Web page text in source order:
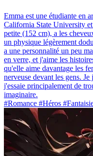
Emma est une étudiante en
California State University
petite (152 cm), a les
un physique légèrement
a une personnalité un peu
en verre, et j'aime les
qu'elle aime davantage les
nerveuse devant les gens.
j'essaie principalement de
imaginaire.
#Romance #Héros